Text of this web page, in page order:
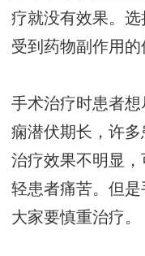
疗就没有效果。
受到药物副作用的
手术治疗时患者
痫潜伏期长，许
治疗效果不明显
轻患者痛苦。但
大家要慎重治疗。